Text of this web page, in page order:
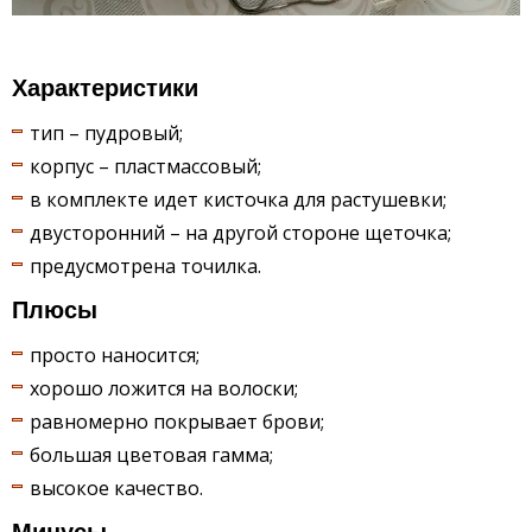
Характеристики
тип – пудровый;
корпус – пластмассовый;
в комплекте идет кисточка для растушевки;
двусторонний – на другой стороне щеточка;
предусмотрена точилка.
Плюсы
просто наносится;
хорошо ложится на волоски;
равномерно покрывает брови;
большая цветовая гамма;
высокое качество.